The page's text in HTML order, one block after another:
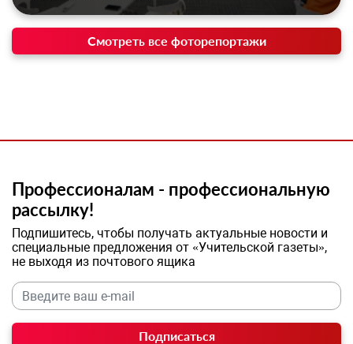
Смотреть все фоторепортажи
Профессионалам - профессиональную
рассылку!
Подпишитесь, чтобы получать актуальные новости и
специальные предложения от «Учительской газеты»,
не выходя из почтового ящика
Подписаться